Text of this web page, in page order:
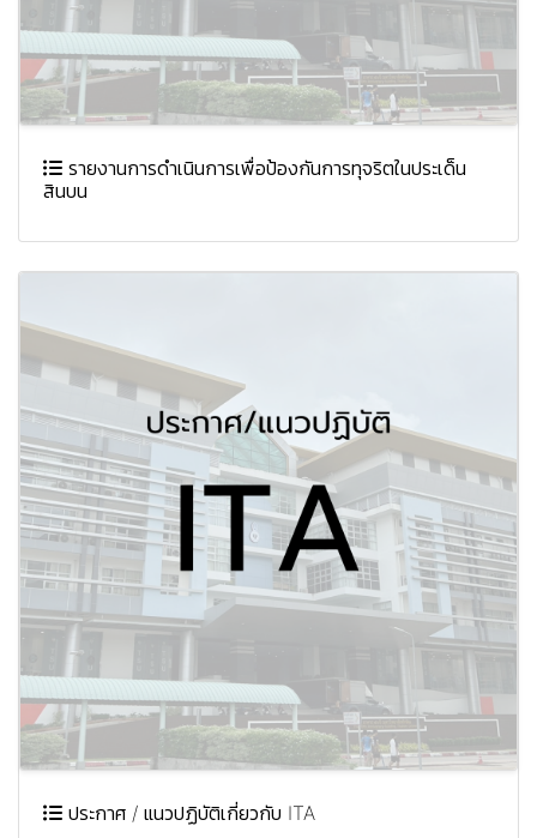
รายงานการดำเนินการเพื่อป้องกันการทุจริตในประเด็น
สินบน
ประกาศ / แนวปฏิบัติเกี่ยวกับ ITA